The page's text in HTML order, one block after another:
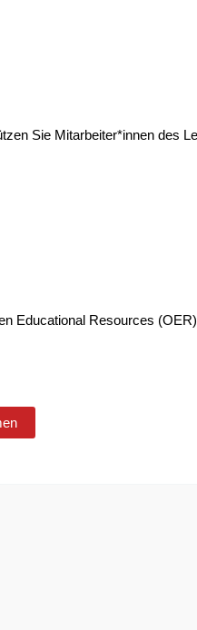
Sie Mitarbeiter*innen des
Educational Resources